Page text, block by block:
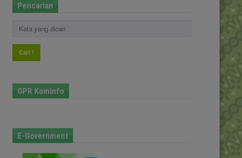
Pencarian
Cari !
GPR Kominfo
E-Government